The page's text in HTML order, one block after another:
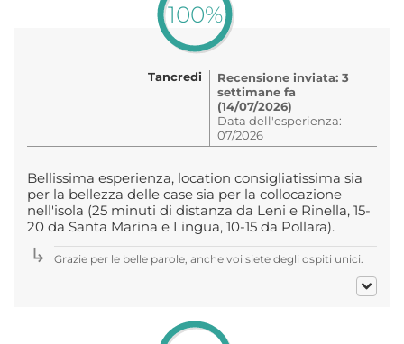
100%
Tancredi
Recensione inviata: 3
settimane fa
(14/07/2026)
Data dell'esperienza:
07/2026
Bellissima esperienza, location consigliatissima sia
per la bellezza delle case sia per la collocazione
nell'isola (25 minuti di distanza da Leni e Rinella, 15-
20 da Santa Marina e Lingua, 10-15 da Pollara).
Grazie per le belle parole, anche voi siete degli ospiti unici.